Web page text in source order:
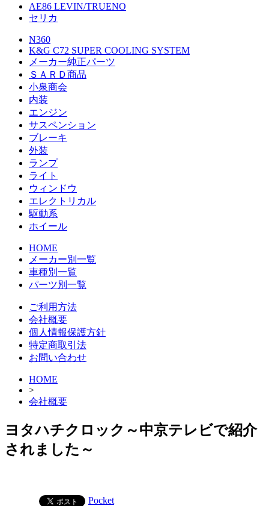
AE86 LEVIN/TRUENO
セリカ
N360
K&G C72 SUPER COOLING SYSTEM
メーカー純正パーツ
ＳＡＲＤ商品
小泉商会
内装
エンジン
サスペンション
ブレーキ
外装
ランプ
ライト
ウィンドウ
エレクトリカル
駆動系
ホイール
HOME
メーカー別一覧
車種別一覧
パーツ別一覧
ご利用方法
会社概要
個人情報保護方針
特定商取引法
お問い合わせ
HOME
>
会社概要
ヨタハチクロック～中京テレビで紹介
されました～
Pocket